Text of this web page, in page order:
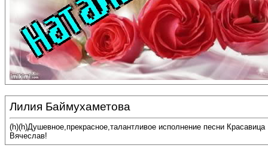
Лилия Баймухаметова
(h)(h)Душевное,прекрасное,талантливое исполнение песни
Вячеслав!